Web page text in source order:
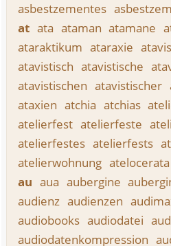
asbestzementes
at ata ataman atamane
ataraktikum ataraxie
atavistisch atavistische
atavistischen atavistischer
ataxien atchia atchias
atelierfest atelierfeste
atelierfestes atelierfests
atelierwohnung atelocerata
au aua aubergine
audienz audienzen
audiobooks audiodatei
audiodatenkompression